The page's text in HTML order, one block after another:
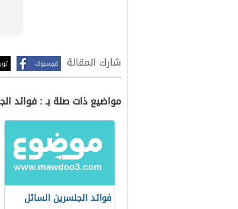
شارك المقالة فيسبوك
مواضيع ذات صلة بـ : فوائد
فوائد الجلسرين السائل